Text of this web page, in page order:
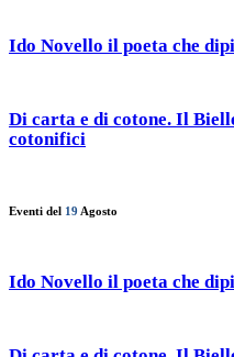
Ido Novello il poeta che
Di carta e di cotone. Il
cotonifici
Eventi del 19 Agosto
Ido Novello il poeta che